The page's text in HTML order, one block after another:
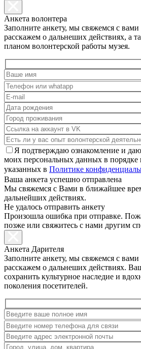
Анкета волонтера
Заполните анкету, мы свяжемся с
расскажем о дальнеших действиях, а
планом волонтерской работы музея.
Я подтверждаю ознакомление и даю
моих персональных данных в порядке
указанных в Политике
Ваша анкета успешно отправлена
Мы свяжемся с Вами в ближайшее
дальнейших действиях.
Не удалось отправить анкету
Произошла ошибка при отправке.
позже или свяжитесь с нами другим
Анкета Дарителя
Заполните анкету, мы свяжемся с
расскажем о дальнеших действиях.
сохранить культурное наследие и
поколения посетителей.